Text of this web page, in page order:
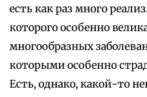
есть как раз много
которого особенно
многообразных
которыми особенно
Есть, однако, какой-то